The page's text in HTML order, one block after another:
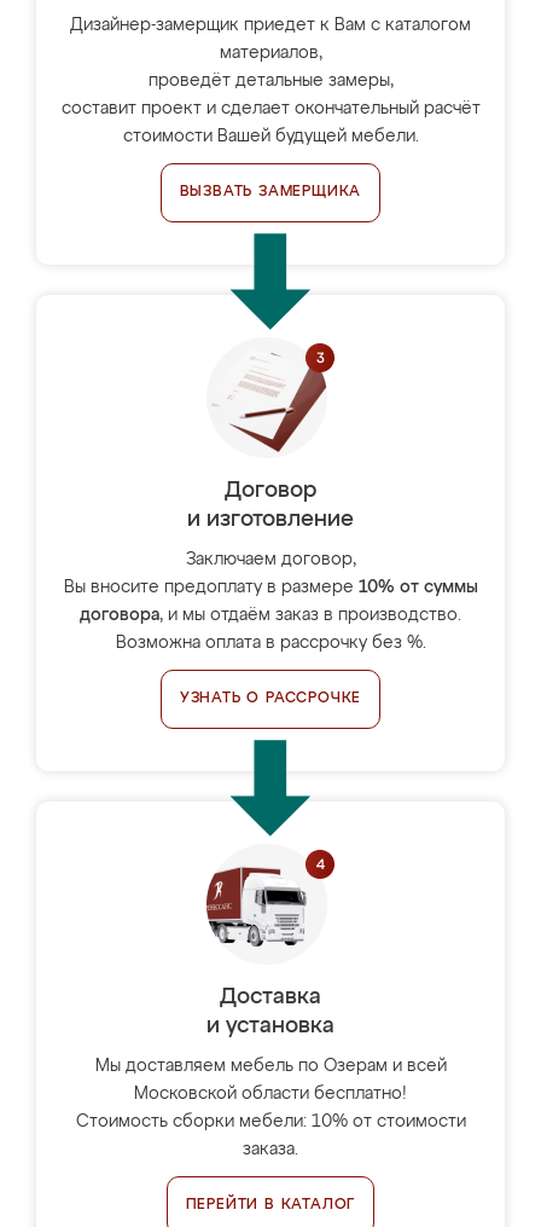
Дизайнер-замерщик приедет к Вам с каталогом
материалов,
проведёт детальные замеры,
составит проект и сделает окончательный расчёт
стоимости Вашей будущей мебели.
ВЫЗВАТЬ ЗАМЕРЩИКА
Договор
и изготовление
Заключаем договор,
Вы вносите предоплату в размере 10% от суммы
договора, и мы отдаём заказ в производство.
Возможна оплата в рассрочку без %.
УЗНАТЬ О РАССРОЧКЕ
Доставка
и установка
Мы доставляем мебель по Озерам и всей
Московской области бесплатно!
Стоимость сборки мебели: 10% от стоимости
заказа.
ПЕРЕЙТИ В КАТАЛОГ